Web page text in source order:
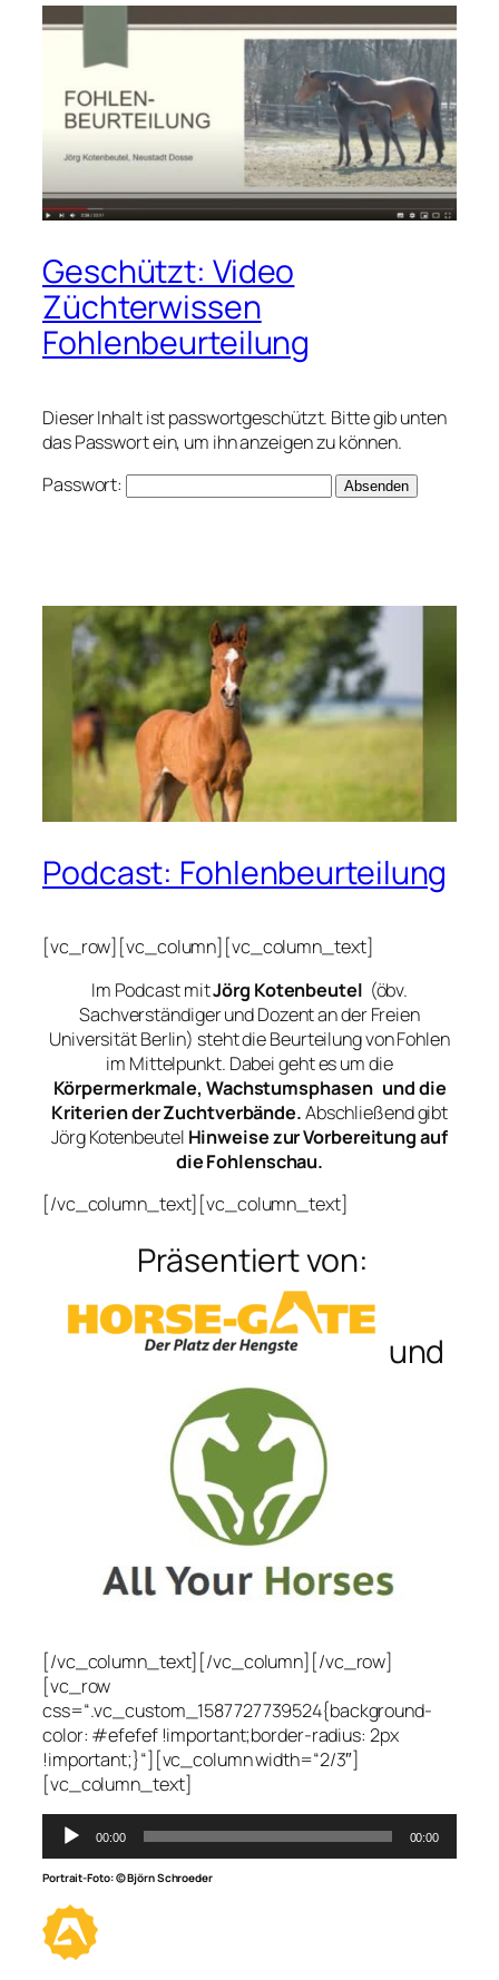
Geschützt: Video
Züchterwissen
Fohlenbeurteilung
Dieser Inhalt ist passwortgeschützt. Bitte gib unten
das Passwort ein, um ihn anzeigen zu können.
Passwort:
Podcast: Fohlenbeurteilung
[vc_row][vc_column][vc_column_text]
Im Podcast mitJörg Kotenbeutel (öbv.
Sachverständiger und Dozent an der Freien
Universität Berlin) steht die Beurteilung von Fohlen
im Mittelpunkt. Dabei geht es um die
Körpermerkmale, Wachstumsphasen und die
Kriterien der Zuchtverbände.Abschließend gibt
Jörg Kotenbeutel Hinweise zur Vorbereitung auf
die Fohlenschau.
[/vc_column_text][vc_column_text]
Präsentiert von:
und
[/vc_column_text][/vc_column][/vc_row]
[vc_row
css=“.vc_custom_1587727739524{background-
color: #efefef !important;border-radius: 2px
!important;}“][vc_column width=“2/3″]
[vc_column_text]
Audio-
Player
00:00 00:00
Portrait-Foto: ©Björn Schroeder